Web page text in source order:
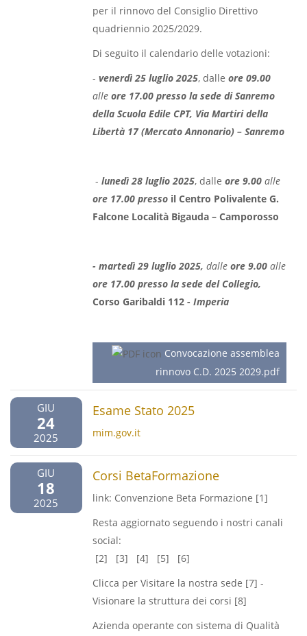
per il rinnovo del Consiglio Direttivo
quadriennio 2025/2029.
Di seguito il calendario delle votazioni:
- venerdì 25 luglio 2025, dalle ore 09.00
alleore 17.00 presso la sede di Sanremo
della Scuola Edile CPT, Via Martiri della
Libertà 17 (Mercato Annonario) – Sanremo
- lunedì 28 luglio 2025, dalle ore 9.00 alle
ore 17.00 presso il Centro Polivalente G.
Falcone Località Bigauda – Camporosso
- martedì 29 luglio 2025, dalleore 9.00 alle
ore 17.00 presso la sede del Collegio,
Corso Garibaldi 112 - Imperia
Convocazione assemblea
rinnovo C.D. 2025 2029.pdf
GIU
24
2025
Esame Stato 2025
mim.gov.it
GIU
18
2025
Corsi BetaFormazione
link: Convenzione Beta Formazione [1]
Resta aggiornato seguendo i nostri canali
social:
[2] [3] [4] [5] [6]
Clicca per Visitare la nostra sede [7] -
Visionare la struttura dei corsi [8]
Azienda operante con sistema di Qualità